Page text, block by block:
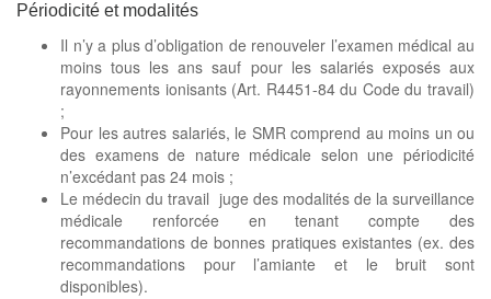
Périodicité et modalités
Il n’y a plus d’obligation de renouveler l’examen médical au
moins tous les ans sauf pour les salariés exposés aux
rayonnements ionisants (Art. R4451-84 du Code du travail)
;
Pour les autres salariés, le SMR comprend au moins un ou
des examens de nature médicale selon une périodicité
n’excédant pas 24 mois ;
Le médecin du travail juge des modalités de la surveillance
médicale renforcée en tenant compte des
recommandations de bonnes pratiques existantes (ex. des
recommandations pour l’amiante et le bruit sont
disponibles).